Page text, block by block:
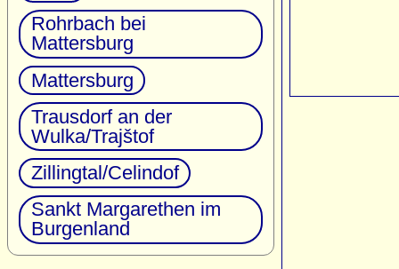
Rohrbach bei
Mattersburg
Mattersburg
Trausdorf an der
Wulka/Trajštof
Zillingtal/Celindof
Sankt Margarethen im
Burgenland